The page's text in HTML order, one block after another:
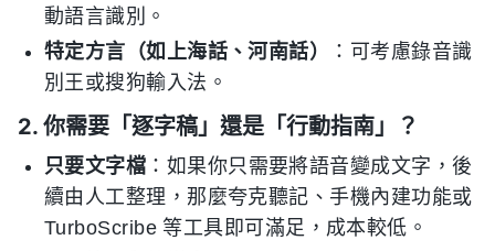
動語言識別。
特定方言（如上海話、河南話）
：可考慮錄音識
別王或搜狗輸入法。
2. 你需要「逐字稿」還是「行動指南」？
只要文字檔 ：如果你只需要將語音變成文字，後
續由人工整理，那麼夸克聽記、手機內建功能或
TurboScribe 等工具即可滿足，成本較低。